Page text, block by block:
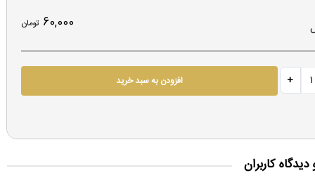
60,000 تومان
افزودن به سبد خرید
دیدگاه کاربران